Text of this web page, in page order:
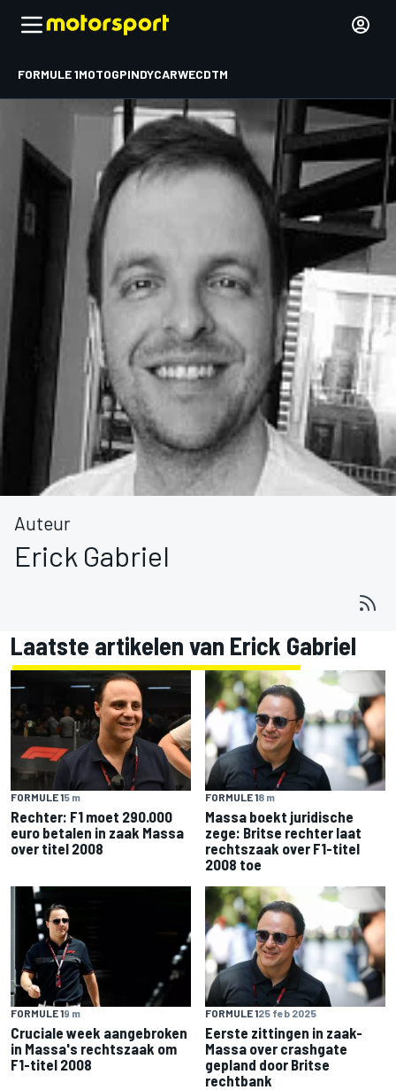
FORMULE 1MOTOGPINDYCARWECDTM
Auteur
Erick Gabriel
Laatste artikelen van Erick Gabriel
FORMULE 15 m
Rechter: F1 moet 290.000
euro betalen in zaak Massa
over titel 2008
FORMULE 18 m
Massa boekt juridische
zege: Britse rechter laat
rechtszaak over F1-titel
2008 toe
FORMULE 19 m
Cruciale week aangebroken
in Massa's rechtszaak om
F1-titel 2008
FORMULE 125 feb 2025
Eerste zittingen in zaak-
Massa over crashgate
gepland door Britse
rechtbank